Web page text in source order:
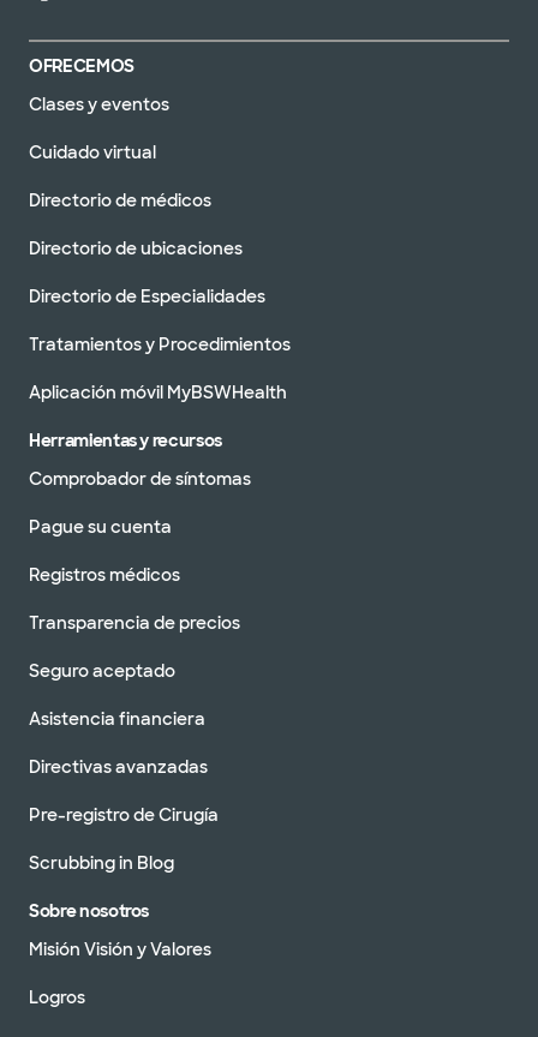
OFRECEMOS
Clases y eventos
Cuidado virtual
Directorio de médicos
Directorio de ubicaciones
Directorio de Especialidades
Tratamientos y Procedimientos
Aplicación móvil MyBSWHealth
Herramientas y recursos
Comprobador de síntomas
Pague su cuenta
Registros médicos
Transparencia de precios
Seguro aceptado
Asistencia financiera
Directivas avanzadas
Pre-registro de Cirugía
Scrubbing in Blog
Sobre nosotros
Misión Visión y Valores
Logros